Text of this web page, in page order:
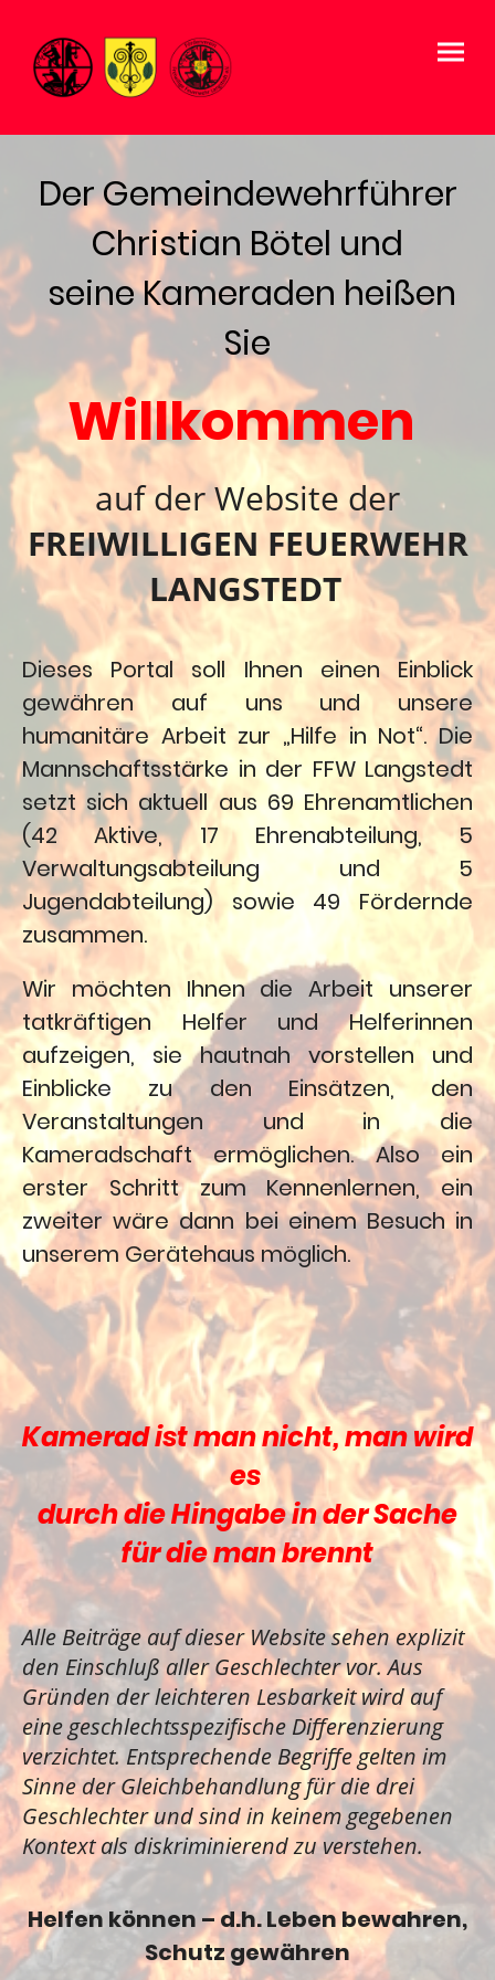
Der Gemeindewehrführer
Christian Bötel und
seine Kameraden heißen
Sie
Willkommen
auf der Website der
FREIWILLIGEN FEUERWEHR
LANGSTEDT
Dieses Portal soll Ihnen einen Einblick
gewähren auf uns und unsere
humanitäre Arbeit zur „Hilfe in Not“. Die
Mannschaftsstärke in der FFW Langstedt
setzt sich aktuell aus 69 Ehrenamtlichen
(42 Aktive, 17 Ehrenabteilung, 5
Verwaltungsabteilung und 5
Jugendabteilung) sowie 49 Fördernde
zusammen.
Wir möchten Ihnen die Arbeit unserer
tatkräftigen Helfer und Helferinnen
aufzeigen, sie hautnah vorstellen und
Einblicke zu den Einsätzen, den
Veranstaltungen und in die
Kameradschaft ermöglichen. Also ein
erster Schritt zum Kennenlernen, ein
zweiter wäre dann bei einem Besuch in
unserem Gerätehaus möglich.
Kamerad ist man nicht, man wird
es
durch die Hingabe in der Sache
für die man brennt
Alle Beiträge auf dieser Website sehen explizit
den Einschluß aller Geschlechter vor. Aus
Gründen der leichteren Lesbarkeit wird auf
eine geschlechtsspezifische Differenzierung
verzichtet. Entsprechende Begriffe gelten im
Sinne der Gleichbehandlung für die drei
Geschlechter und sind in keinem gegebenen
Kontext als diskriminierend zu verstehen.
Helfen können – d.h. Leben bewahren,
Schutz gewähren